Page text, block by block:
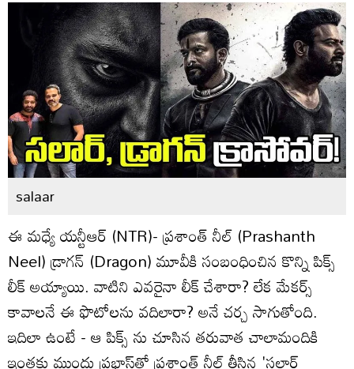
salaar
ఈ మధ్యే యన్టీఆర్ (NTR)- ప్రశాంత్ నీల్ (Prashanth
Neel) డ్రాగ‌న్ (Dragon) మూవీకి సంబంధించిన కొన్ని పిక్స్
లీక్ అయ్యాయి. వాటిని ఎవరైనా లీక్ చేశారా? లేక మేకర్స్
కావాలనే ఈ ఫొటోలను వదిలారా? అనే చర్చ సాగుతోంది.
ఇదిలా ఉంటే - ఆ పిక్స్ ను చూసిన తరువాత చాలామందికి
ఇంతకు ముందు ప్ర‌భాస్‌తో ప్రశాంత్ నీల్ తీసిన 'సలార్